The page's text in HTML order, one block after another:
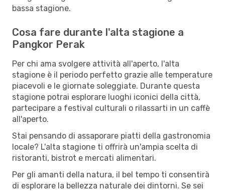
bassa stagione.
Cosa fare durante l'alta stagione a
Pangkor Perak
Per chi ama svolgere attività all'aperto, l'alta
stagione è il periodo perfetto grazie alle temperature
piacevoli e le giornate soleggiate. Durante questa
stagione potrai esplorare luoghi iconici della città,
partecipare a festival culturali o rilassarti in un caffè
all'aperto.
Stai pensando di assaporare piatti della gastronomia
locale? L'alta stagione ti offrirà un'ampia scelta di
ristoranti, bistrot e mercati alimentari.
Per gli amanti della natura, il bel tempo ti consentirà
di esplorare la bellezza naturale dei dintorni. Se sei